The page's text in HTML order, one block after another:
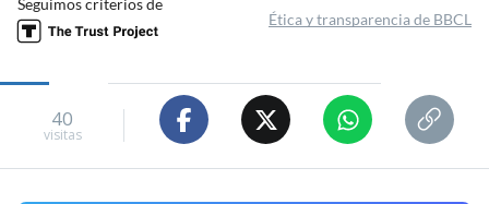
Seguimos criterios de
Ética y transparencia de BBCL
40
visitas